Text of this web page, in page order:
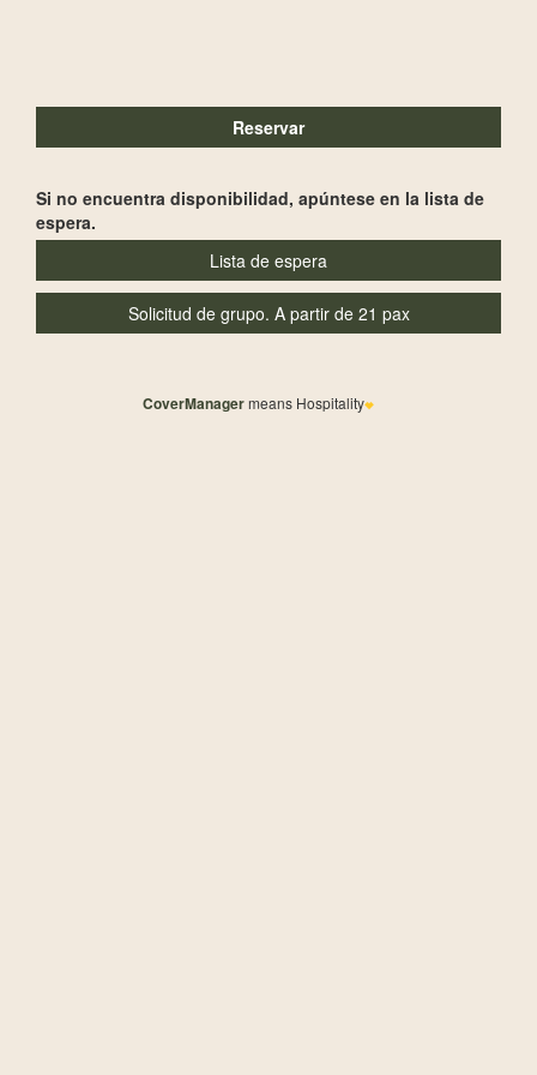
Si no encuentra disponibilidad, apúntese en la lista de
espera.
CoverManagermeans Hospitality